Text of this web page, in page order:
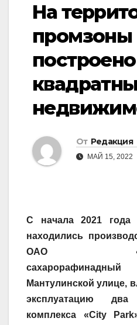
На
От Редакция
МАЙ 15, 2022
С начала 2021 года
находились
ОАО
Мантулинской улице,
эксплуатацию
комплекса «City